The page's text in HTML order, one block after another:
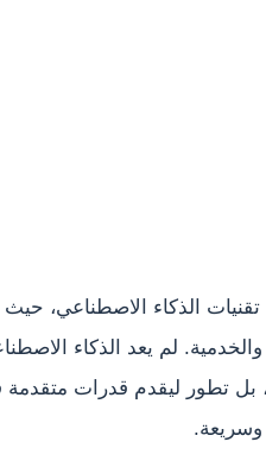
تقنيات الذكاء الاصطناعي،
لم يعد الذكاء
بل تطور ليقدم قدرات
وسريعة.